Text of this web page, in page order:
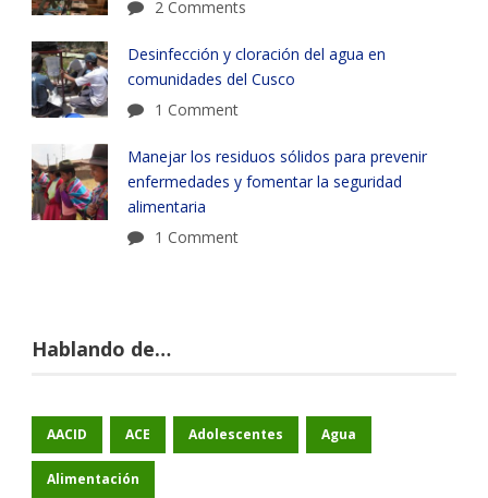
2 Comments
Desinfección y cloración del agua en
comunidades del Cusco
1 Comment
Manejar los residuos sólidos para prevenir
enfermedades y fomentar la seguridad
alimentaria
1 Comment
Hablando de…
AACID ACE Adolescentes Agua
Alimentación